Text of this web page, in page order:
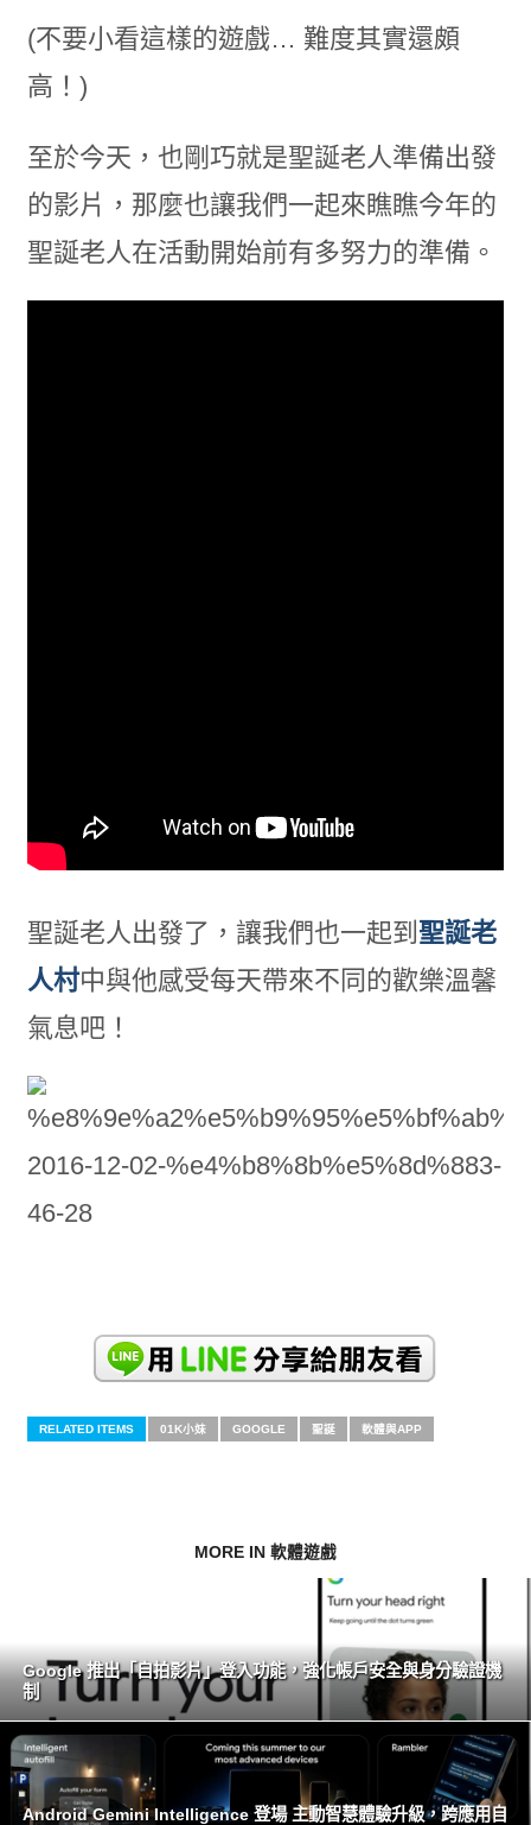
(不要小看這樣的遊戲… 難度其實還頗
高！)
至於今天，也剛巧就是聖誕老人準備出發
的影片，那麼也讓我們一起來瞧瞧今年的
聖誕老人在活動開始前有多努力的準備。
聖誕老人出發了，讓我們也一起到 聖誕老
人村中與他感受每天帶來不同的歡樂溫馨
氣息吧！
RELATED ITEMS 01K小妹 GOOGLE 聖誕 軟體與APP
MORE IN 軟體遊戲
Google 推出「自拍影片」登入功能，強化帳戶安全與身分驗證機
制
Android Gemini Intelligence 登場 主動智慧體驗升級，跨應用自